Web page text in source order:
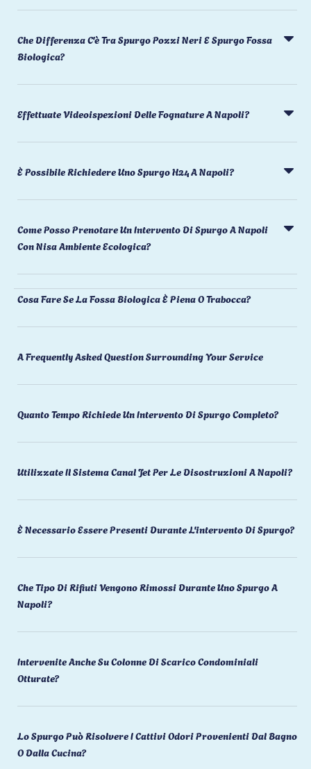
Che Differenza C'è Tra Spurgo Pozzi Neri E Spurgo Fossa
Biologica?
Effettuate Videoispezioni Delle Fognature A Napoli?
È Possibile Richiedere Uno Spurgo H24 A Napoli?
Come Posso Prenotare Un Intervento Di Spurgo A Napoli
Con Nisa Ambiente Ecologica?
Cosa Fare Se La Fossa Biologica È Piena O Trabocca?
A Frequently Asked Question Surrounding Your Service
Quanto Tempo Richiede Un Intervento Di Spurgo Completo?
Utilizzate Il Sistema Canal Jet Per Le Disostruzioni A Napoli?
È Necessario Essere Presenti Durante L'intervento Di Spurgo?
Che Tipo Di Rifiuti Vengono Rimossi Durante Uno Spurgo A
Napoli?
Intervenite Anche Su Colonne Di Scarico Condominiali
Otturate?
Lo Spurgo Può Risolvere I Cattivi Odori Provenienti Dal Bagno
O Dalla Cucina?